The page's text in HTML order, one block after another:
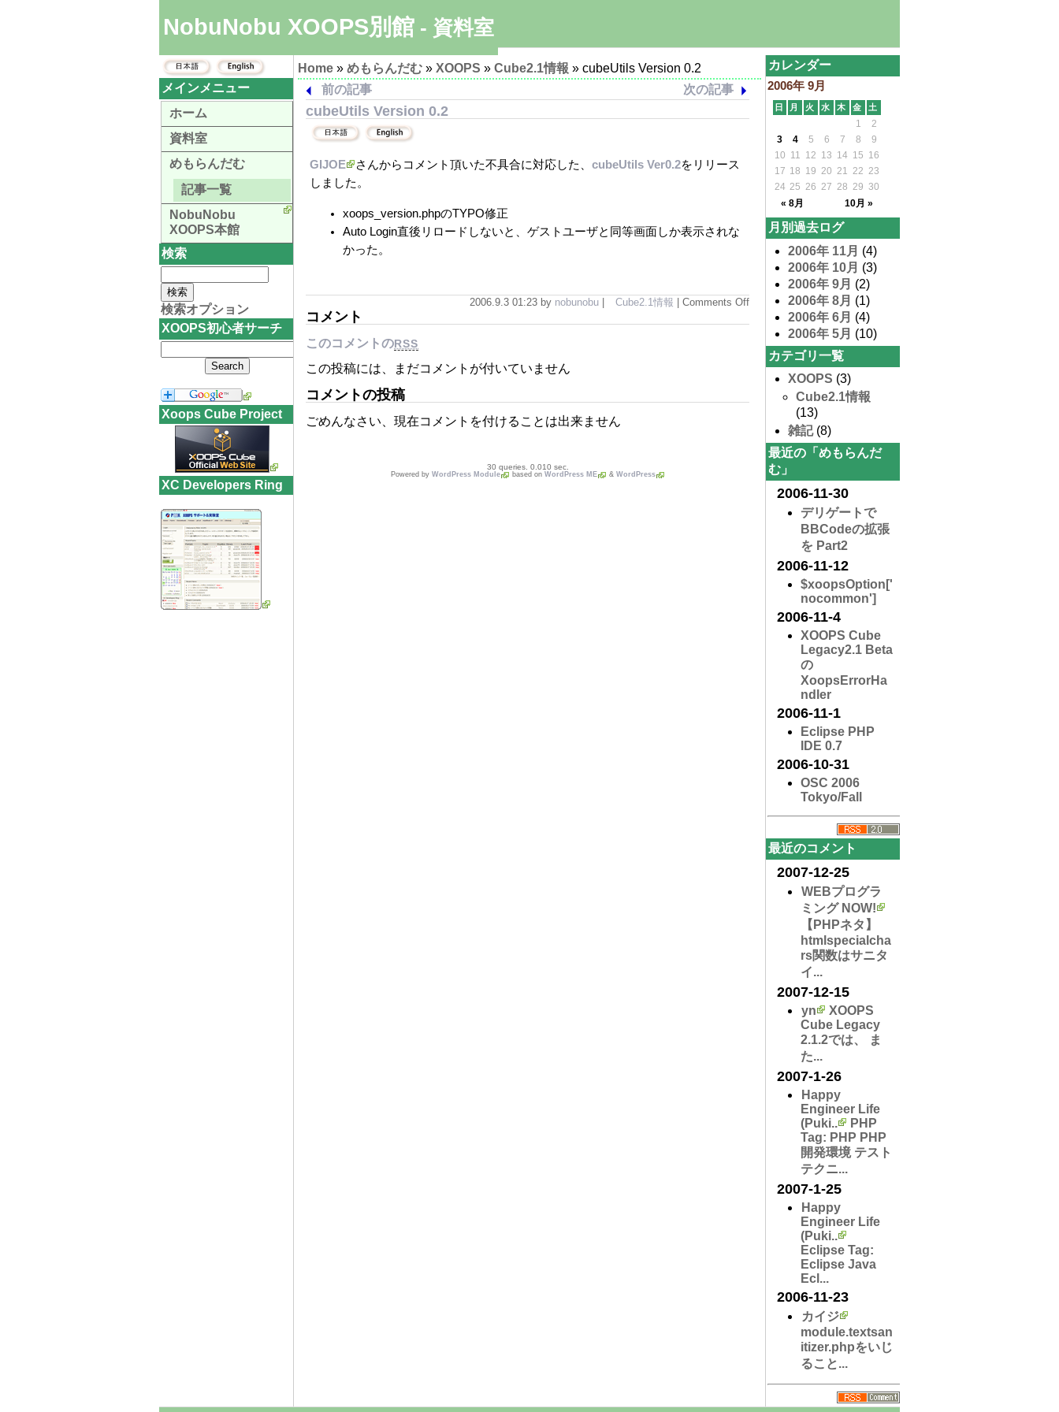
NobuNobu XOOPS別館 - 資料室
Home » めもらんだむ » XOOPS » Cube2.1情報 » cubeUtils Version 0.2
前の記事
次の記事
cubeUtils Version 0.2
GIJOE さんからコメント頂いた不具合に対応した、 cubeUtils Ver0.2をリリース
しました。
xoops_version.phpのTYPO修正
Auto Login直後リロードしないと、ゲストユーザと同等画面しか表示されな
かった。
2006.9.3 01:23 by nobunobu Cube2.1情報 | Comments Off
コメント
このコメントのRSS
この投稿には、まだコメントが付いていません
コメントの投稿
ごめんなさい、現在コメントを付けることは出来ません
30 queries. 0.010 sec.
Powered by WordPress Module based on WordPress ME & WordPress
メインメニュー
ホーム
資料室
めもらんだむ
記事一覧
NobuNobu
XOOPS本館
検索
検索オプション
XOOPS初心者サーチ
Xoops Cube Project
XC Developers Ring
カレンダー
2006年 9月
日 月 火 水 木 金 土
« 8月 10月 »
1
2
3
4 5 6 7 8
9
10 11 12 13 14 15 16
17 18 19 20 21 22 23
24 25 26 27 28 29 30
月別過去ログ
2006年 11月 (4)
2006年 10月 (3)
2006年 9月 (2)
2006年 8月 (1)
2006年 6月 (4)
2006年 5月 (10)
カテゴリ一覧
XOOPS (3)
Cube2.1情報
(13)
雑記(8)
最近の「めもらんだ
む」
2006-11-30
デリゲートで
BBCodeの拡張
を Part2
2006-11-12
$xoopsOption['
nocommon']
2006-11-4
XOOPS Cube
Legacy2.1 Beta
の
XoopsErrorHa
ndler
2006-11-1
Eclipse PHP
IDE 0.7
2006-10-31
OSC 2006
Tokyo/Fall
最近のコメント
2007-12-25
WEBプログラ
ミング NOW!
【PHPネタ】
htmlspecialcha
r​s関数はサニタ
イ...
2007-12-15
yn
XOOPS
Cube Legacy
2.1.2では、 ま
た...
2007-1-26
Happy
Engineer Life
(Puki..
PHP
Tag: PHP PHP
開発環境 テスト
テクニ...
2007-1-25
Happy
Engineer Life
(Puki..
Eclipse Tag:
Eclipse Java
Ecl...
2006-11-23
カイジ
module.textsan
i​tizer.phpをいじ
ること...